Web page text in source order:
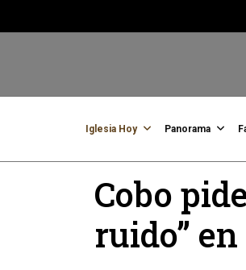
Iglesia Hoy Panorama
Cobo
ruido”